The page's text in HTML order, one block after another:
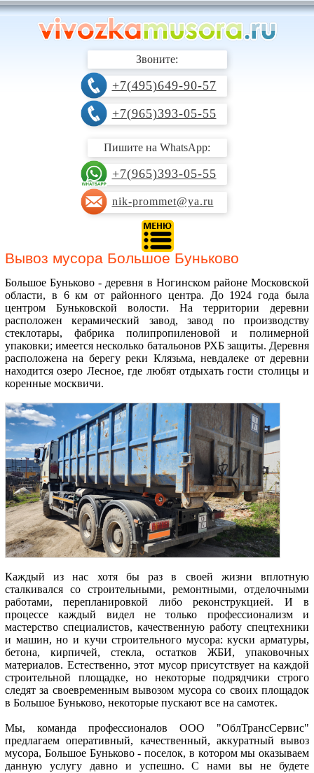
Звоните:
+7(495)649-90-57
+7(965)393-05-55
Пишите на WhatsApp:
+7(965)393-05-55
nik-prommet@ya.ru
Вывоз мусора Большое Буньково
Большое Буньково - деревня в Ногинском районе Московской
области, в 6 км от районного центра. До 1924 года была
центром Буньковской волости. На территории деревни
расположен керамический завод, завод по производству
стеклотары, фабрика полипропиленовой и полимерной
упаковки; имеется несколько батальонов РХБ защиты. Деревня
расположена на берегу реки Клязьма, невдалеке от деревни
находится озеро Лесное, где любят отдыхать гости столицы и
коренные москвичи.
Каждый из нас хотя бы раз в своей жизни вплотную
сталкивался со строительными, ремонтными, отделочными
работами, перепланировкой либо реконструкцией. И в
процессе каждый видел не только профессионализм и
мастерство специалистов, качественную работу спецтехники
и машин, но и кучи строительного мусора: куски арматуры,
бетона, кирпичей, стекла, остатков ЖБИ, упаковочных
материалов. Естественно, этот мусор присутствует на каждой
строительной площадке, но некоторые подрядчики строго
следят за своевременным вывозом мусора со своих площадок
в Большое Буньково, некоторые пускают все на самотек.
Мы, команда профессионалов ООО "ОблТрансСервис"
предлагаем оперативный, качественный, аккуратный вывоз
мусора, Большое Буньково - поселок, в котором мы оказываем
данную услугу давно и успешно. С нами вы не будете